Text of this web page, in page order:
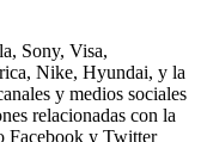
Sony, Visa,
Nike, Hyundai, y la
y medios sociales
relacionadas con la
Facebook y Twitter